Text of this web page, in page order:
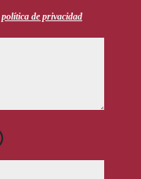
política de privacidad